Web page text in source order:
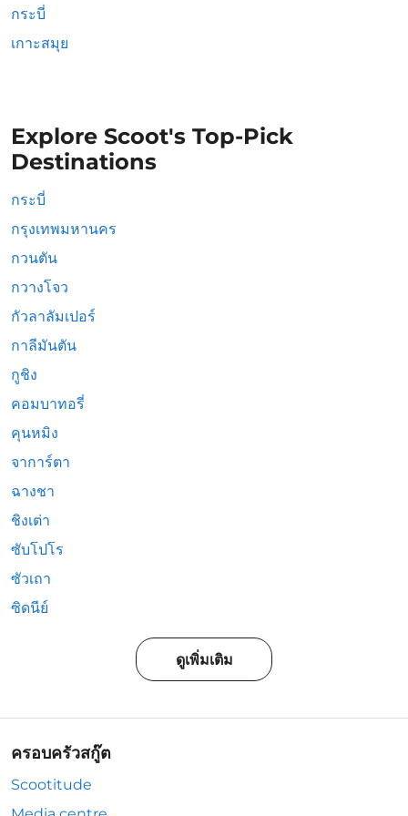
กระบี่
เกาะสมุย
Explore Scoot's Top-Pick
Destinations
กระบี่
กรุงเทพมหานคร
กวนตัน
กวางโจว
กัวลาลัมเปอร์
กาลีมันตัน
กูชิง
คอมบาทอรี่
คุนหมิง
จาการ์ตา
ฉางชา
ชิงเต่า
ซับโปโร
ซัวเถา
ซิดนีย์
ดูเพิ่มเติม
ครอบครัวสกู๊ต
Scootitude